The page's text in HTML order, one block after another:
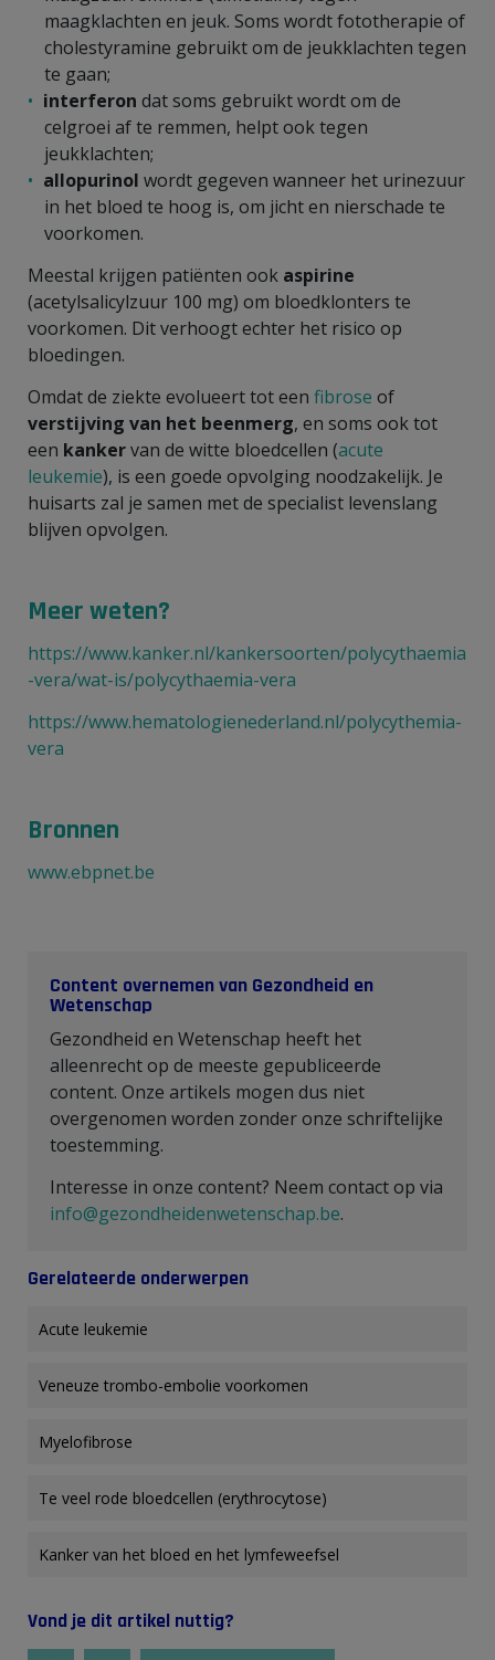
maagklachten en jeuk. Soms wordt fototherapie of
cholestyramine gebruikt om de jeukklachten tegen
te gaan;
interferon dat soms gebruikt wordt om de
celgroei af te remmen, helpt ook tegen
jeukklachten;
allopurinol wordt gegeven wanneer het urinezuur
in het bloed te hoog is, om jicht en nierschade te
voorkomen.
Meestal krijgen patiënten ook aspirine
(acetylsalicylzuur 100 mg) om bloedklonters te
voorkomen. Dit verhoogt echter het risico op
bloedingen.
Omdat de ziekte evolueert tot een fibrose of
verstijving van het beenmerg, en soms ook tot
een kankervan de witte bloedcellen (acute
leukemie), is een goede opvolging noodzakelijk. Je
huisarts zal je samen met de specialist levenslang
blijven opvolgen.
Meer weten?
https://www.kanker.nl/kankersoorten/polycythaemia
-vera/wat-is/polycythaemia-vera
https://www.hematologienederland.nl/polycythemia-
vera
Bronnen
www.ebpnet.be
Content overnemen van Gezondheid en
Wetenschap
Gezondheid en Wetenschap heeft het
alleenrecht op de meeste gepubliceerde
content. Onze artikels mogen dus niet
overgenomen worden zonder onze schriftelijke
toestemming.
Interesse in onze content? Neem contact op via
info@gezondheidenwetenschap.be.
Gerelateerde onderwerpen
Acute leukemie
Veneuze trombo-embolie voorkomen
Myelofibrose
Te veel rode bloedcellen (erythrocytose)
Kanker van het bloed en het lymfeweefsel
Vond je dit artikel nuttig?